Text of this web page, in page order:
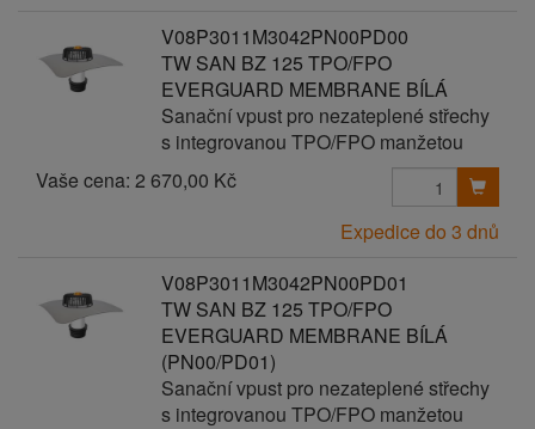
V08P3011M3042PN00PD00
TW SAN BZ 125 TPO/FPO
EVERGUARD MEMBRANE BÍLÁ
Sanační vpust pro nezateplené střechy
s integrovanou TPO/FPO manžetou
Vaše cena: 2 670,00 Kč
Expedice do 3 dnů
V08P3011M3042PN00PD01
TW SAN BZ 125 TPO/FPO
EVERGUARD MEMBRANE BÍLÁ
(PN00/PD01)
Sanační vpust pro nezateplené střechy
s integrovanou TPO/FPO manžetou